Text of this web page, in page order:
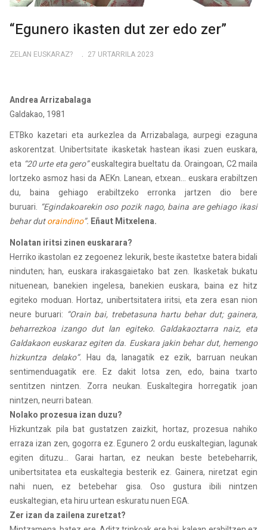
“Egunero ikasten dut zer edo zer”
ZELAN EUSKARAZ? 27 URTARRILA 2023
Andrea Arrizabalaga
Galdakao, 1981
ETBko kazetari eta aurkezlea da Arrizabalaga, aurpegi ezaguna
askorentzat. Unibertsitate ikasketak hastean ikasi zuen euskara,
eta “20 urte eta gero”euskaltegira bueltatu da. Oraingoan, C2 maila
lortzeko asmoz hasi da AEKn. Lanean, etxean... euskara erabiltzen
du, baina gehiago erabiltzeko erronka jartzen dio bere
buruari. “Egindakoarekin oso pozik nago, baina are gehiago ikasi
behar dutoraindino”. Eñaut Mitxelena.
Nolatan iritsi zinen euskarara?
Herriko ikastolan ez zegoenez lekurik, beste ikastetxe batera bidali
ninduten; han, euskara irakasgaietako bat zen. Ikasketak bukatu
nituenean, banekien ingelesa, banekien euskara, baina ez hitz
egiteko moduan. Hortaz, unibertsitatera iritsi, eta zera esan nion
neure buruari: “Orain bai, trebetasuna hartu behar dut; gainera,
beharrezkoa izango dut lan egiteko. Galdakaoztarra naiz, eta
Galdakaon euskaraz egiten da. Euskara jakin behar dut, hemengo
hizkuntza delako”. Hau da, lanagatik ez ezik, barruan neukan
sentimenduagatik ere. Ez dakit lotsa zen, edo, baina txarto
sentitzen nintzen. Zorra neukan. Euskaltegira horregatik joan
nintzen, neurri batean.
Nolako prozesua izan duzu?
Hizkuntzak pila bat gustatzen zaizkit, hortaz, prozesua nahiko
erraza izan zen, gogorra ez. Egunero 2 ordu euskaltegian, lagunak
egiten dituzu… Garai hartan, ez neukan beste betebeharrik,
unibertsitatea eta euskaltegia besterik ez. Gainera, niretzat egin
nahi nuen, ez betebehar gisa. Oso gustura ibili nintzen
euskaltegian, eta hiru urtean eskuratu nuen EGA.
Zer izan da zailena zuretzat?